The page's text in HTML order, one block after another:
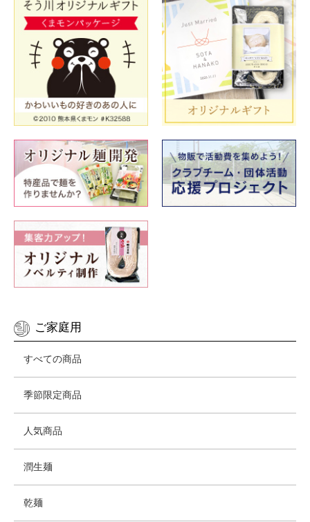
ご家庭用
すべての商品
季節限定商品
人気商品
潤生麺
乾麺